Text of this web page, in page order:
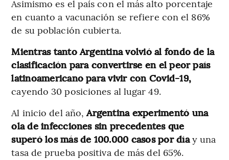
Asimismo es el país con el más alto porcentaje
en cuanto a vacunación se refiere con el 86%
de su población cubierta.
Mientras tanto Argentina volvió al fondo de la
clasificación para convertirse en el peor país
latinoamericano para vivir con Covid-19,
cayendo 30 posiciones al lugar 49.
Al inicio del año,Argentina experimentó una
ola de infecciones sin precedentes que
superó los más de 100.000 casos por díay una
tasa de prueba positiva de más del 65%.